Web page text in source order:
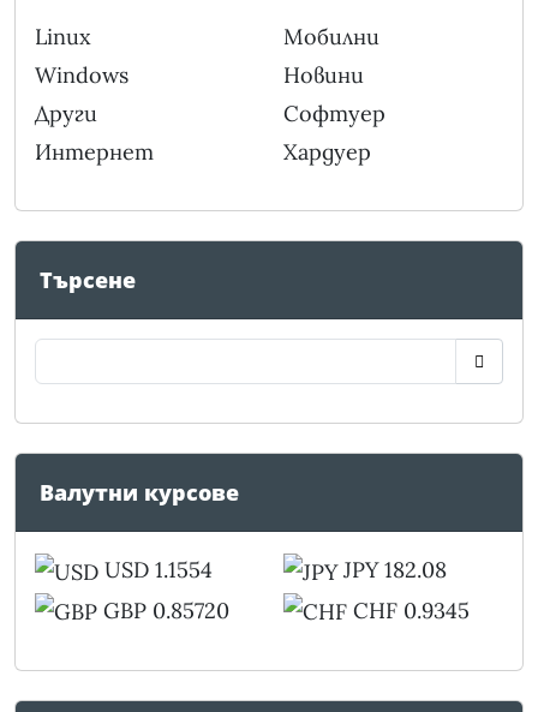
Linux
Windows
Други
Интернет
Мобилни
Новини
Софтуер
Хардуер
Търсене
Валутни курсове
USD 1.1554
GBP 0.85720
JPY 182.08
CHF 0.9345